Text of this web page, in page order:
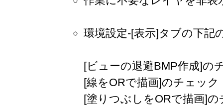
環境設定-[表示]タブの下記
[ビューの退避BMP作成]の
[線をORで描画]のチェック
[塗りつぶしをORで描画]の